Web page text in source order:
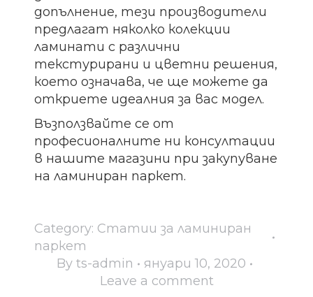
допълнение, тези производители
предлагат няколко колекции
ламинати с различни
текстурирани и цветни решения,
което означава, че ще можете да
откриете идеалния за вас модел.
Възползвайте се от
професионалните ни консултации
в нашите магазини при закупуване
на ламиниран паркет.
Category: Статии за ламиниран
паркет
By ts-admin
януари 10, 2020
Leave a comment